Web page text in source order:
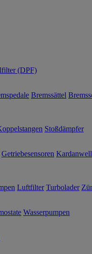
(DPF)
Bremssättel
Stoßdämpfer
Getriebesensoren
Luftfilter Turbolader
Wasserpumpen